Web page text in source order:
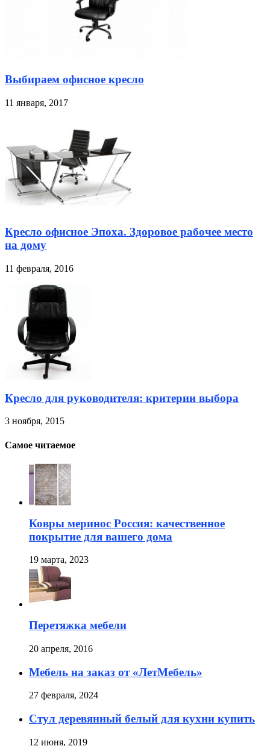
Выбираем офисное кресло
11 января, 2017
Кресло офисное Эпоха. Здоровое рабочее место
на дому
11 февраля, 2016
Кресло для руководителя: критерии выбора
3 ноября, 2015
Самое читаемое
Ковры меринос Россия: качественное
покрытие для вашего дома
19 марта, 2023
Перетяжка мебели
20 апреля, 2016
Мебель на заказ от «ЛетМебель»
27 февраля, 2024
Стул деревянный белый для кухни купить
12 июня, 2019